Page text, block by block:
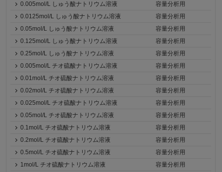
0.005mol/L しゅう酸ナトリウム溶液
容量分析用
0.0125mol/L しゅう酸ナトリウム溶液
容量分析用
0.05mol/L しゅう酸ナトリウム溶液
容量分析用
0.125mol/L しゅう酸ナトリウム溶液
容量分析用
0.25mol/L しゅう酸ナトリウム溶液
容量分析用
0.005mol/L チオ硫酸ナトリウム溶液
容量分析用
0.01mol/L チオ硫酸ナトリウム溶液
容量分析用
0.02mol/L チオ硫酸ナトリウム溶液
容量分析用
0.025mol/L チオ硫酸ナトリウム溶液
容量分析用
0.05mol/L チオ硫酸ナトリウム溶液
容量分析用
0.1mol/L チオ硫酸ナトリウム溶液
容量分析用
0.2mol/L チオ硫酸ナトリウム溶液
容量分析用
0.5mol/L チオ硫酸ナトリウム溶液
容量分析用
1mol/L チオ硫酸ナトリウム溶液
容量分析用